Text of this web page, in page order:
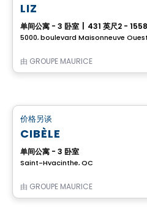
LIZ
单间公寓 - 3 卧室 431 英尺2 -
由 GROUPE MAURICE
价格另谈
CIBÈLE
单间公寓 - 3 卧室
Saint-Hyacinthe, QC
由 GROUPE MAURICE